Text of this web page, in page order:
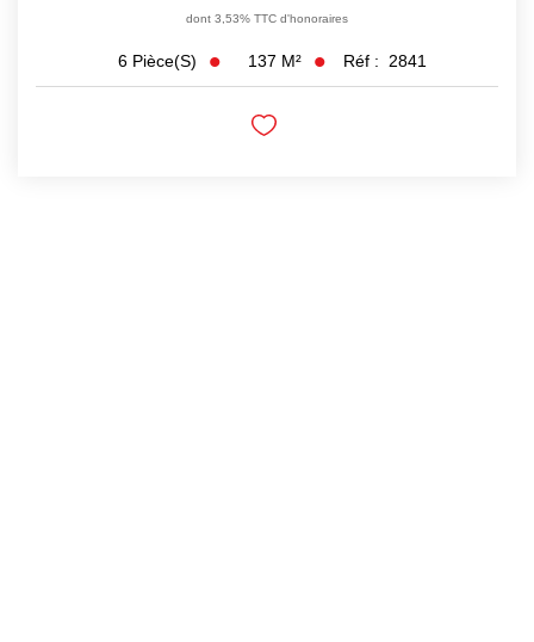
dont 3,53% TTC d'honoraires
6 Pièce(s) 137 M² Réf : 2841